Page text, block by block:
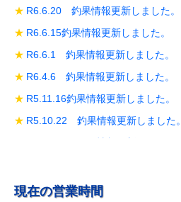
R6.6.20 釣果情報更新しました。
R6.6.15釣果情報更新しました。
R6.6.1 釣果情報更新しました。
R6.4.6 釣果情報更新しました。
R5.11.16釣果情報更新しました。
R5.10.22 釣果情報更新しました。
R5.9.28 釣果情報更新しました。
現在の営業時間